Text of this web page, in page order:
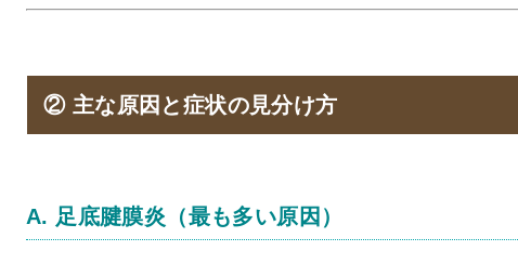
② 主な原因と症状の見分け方
A. 足底腱膜炎（最も多い原因）